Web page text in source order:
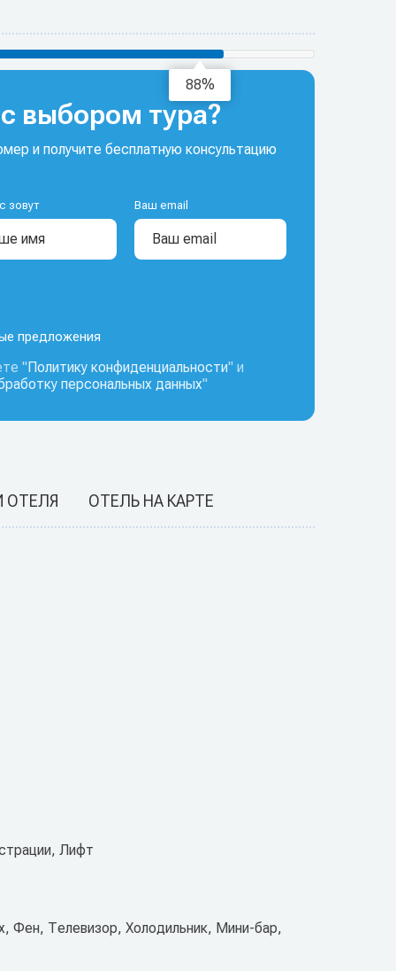
выбором тура?
и получите бесплатную консультацию
зовут Ваш email
предложения
" Политику конфиденциальности" и
персональных данных"
ОТЕЛЯ ОТЕЛЬ НА КАРТЕ
Лифт
Фен, Телевизор, Холодильник, Мини-бар,